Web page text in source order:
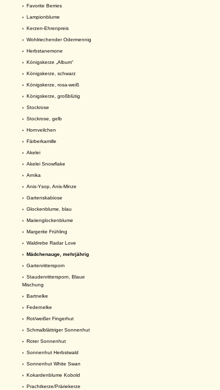
› Favorite Berries
› Lampionblume
› Kerzen-Ehrenpreis
› Wohlriechender Odermennig
› Herbstanemone
› Königskerze „Album“
› Königskerze, schwarz
› Königskerze, rosa-weiß
› Königskerze, großblütig
› Stockrose
› Stockrose, gelb
› Hornveilchen
› Färberkamille
› Akelei
› Akelei Snowflake
› Arnika
› Anis-Ysop, Anis-Minze
› Gartenskabiose
› Glockenblume, blau
› Marienglockenblume
› Margerite Frühling
› Waldrebe Radar Love
› Mädchenauge, mehrjährig
› Gartenrittersporn
› Staudenrittersporn, Blaue
Mischung
› Bartnelke
› Federnelke
› Rot/weißer Fingerhut
› Schmalblättriger Sonnenhut
› Roter Sonnenhut
› Sonnenhut Herbstwald
› Sonnenhut White Swan
› Kokardenblume Kobold
› Prachtkerze/Präriekerze